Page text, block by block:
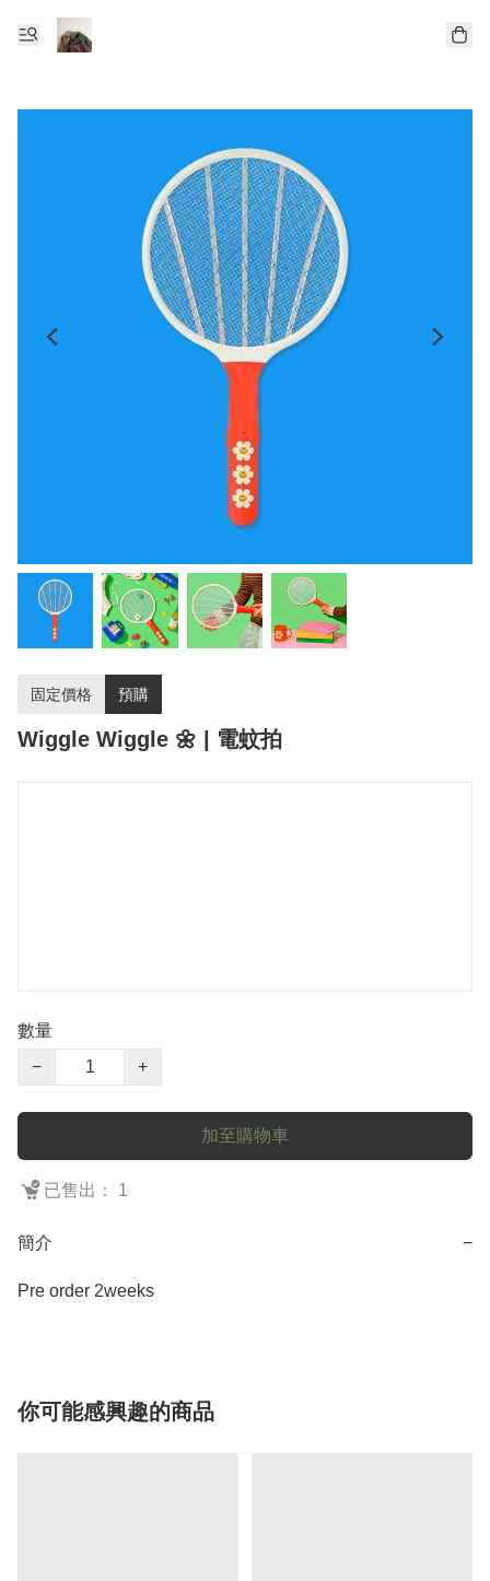
固定價格 預購
Wiggle Wiggle 🌼 | 電蚊拍
數量
−
+
加至購物車
已售出： 1
簡介 −
Pre order 2weeks
你可能感興趣的商品